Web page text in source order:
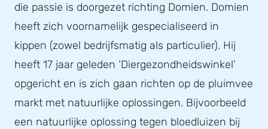
die passie is doorgezet richting Domien. Domien
heeft zich voornamelijk gespecialiseerd in
kippen (zowel bedrijfsmatig als particulier). Hij
heeft 17 jaar geleden ‘Diergezondheidswinkel’
opgericht en is zich gaan richten op de pluimvee
markt met natuurlijke oplossingen. Bijvoorbeeld
een natuurlijke oplossing tegen bloedluizen bij